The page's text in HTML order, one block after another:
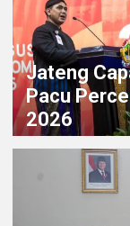
Jateng
Pacu
2026